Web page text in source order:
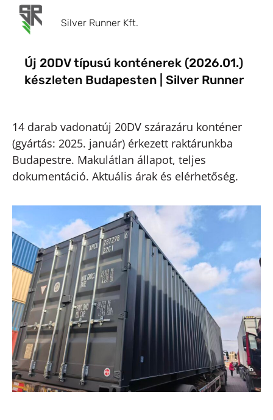
Silver Runner Kft.
Új 20DV típusú konténerek (2026.01.)
készleten Budapesten | Silver Runner
14 darab vadonatúj 20DV szárazáru konténer
(gyártás: 2025. január) érkezett raktárunkba
Budapestre. Makulátlan állapot, teljes
dokumentáció. Aktuális árak és elérhetőség.